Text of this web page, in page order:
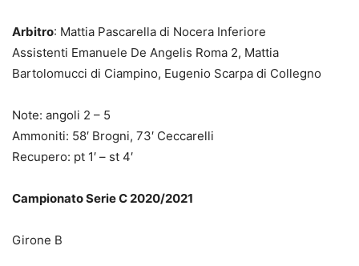
Arbitro: Mattia Pascarella di Nocera Inferiore
Assistenti Emanuele De Angelis Roma 2, Mattia
Bartolomucci di Ciampino, Eugenio Scarpa di Collegno
Note: angoli 2 – 5
Ammoniti: 58′ Brogni, 73′ Ceccarelli
Recupero: pt 1′ – st 4′
Campionato Serie C 2020/2021
Girone B